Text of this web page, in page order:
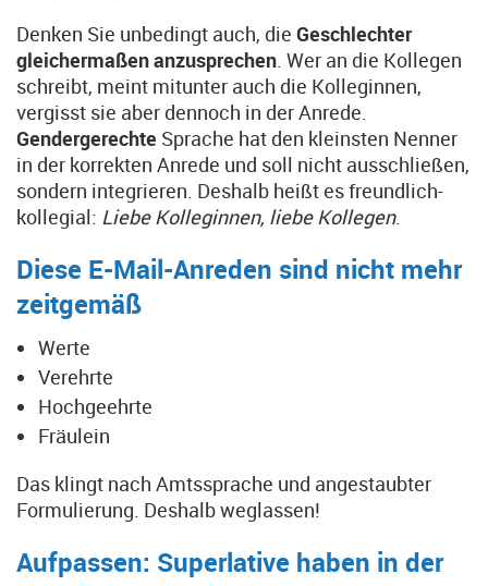
Denken Sie unbedingt auch, die Geschlechter
gleichermaßen anzusprechen. Wer an die Kollegen
schreibt, meint mitunter auch die Kolleginnen,
vergisst sie aber dennoch in der Anrede.
Gendergerechte Sprache hat den kleinsten Nenner
in der korrekten Anrede und soll nicht ausschließen,
sondern integrieren. Deshalb heißt es freundlich-
kollegial: Liebe Kolleginnen, liebe Kollegen.
Diese E-Mail-Anreden sind nicht mehr
zeitgemäß
Werte
Verehrte
Hochgeehrte
Fräulein
Das klingt nach Amtssprache und angestaubter
Formulierung. Deshalb weglassen!
Aufpassen: Superlative haben in der